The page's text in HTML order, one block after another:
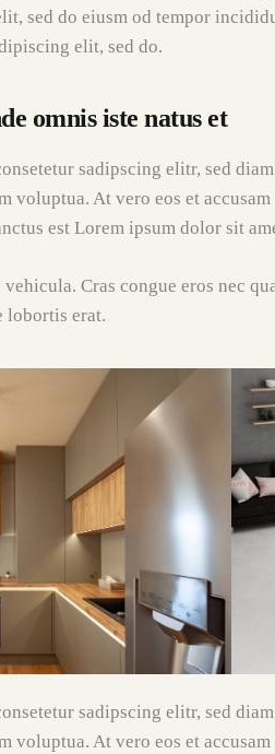
sed do eiusm od tempor
elit, sed do.
omnis iste natus et
sadipscing elitr, sed
voluptua. At vero eos et
est Lorem ipsum dolor sit
Cras congue eros nec
lobortis erat.
sadipscing elitr, sed
voluptua. At vero eos et